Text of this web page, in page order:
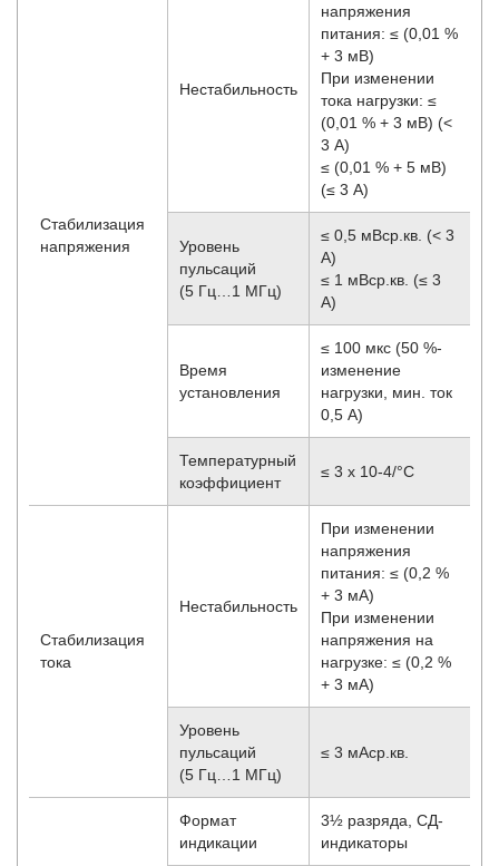
Стабилизация
напряжения
Нестабильность
напряжения
питания: ≤ (0,01 %
+ 3 мВ)
При изменении
тока нагрузки: ≤
(0,01 % + 3 мВ) (<
3 А)
≤ (0,01 % + 5 мВ)
(≤ 3 А)
Уровень
пульсаций
(5 Гц…1 МГц)
≤ 0,5 мВср.кв. (< 3
А)
≤ 1 мВср.кв. (≤ 3
А)
Время
установления
≤ 100 мкс (50 %-
изменение
нагрузки, мин. ток
0,5 А)
Температурный
коэффициент
≤ 3 х 10-4/°С
Стабилизация
тока
Нестабильность
При изменении
напряжения
питания: ≤ (0,2 %
+ 3 мА)
При изменении
напряжения на
нагрузке: ≤ (0,2 %
+ 3 мА)
Уровень
пульсаций
(5 Гц…1 МГц)
≤ 3 мАср.кв.
Формат
индикации
3½ разряда, СД-
индикаторы